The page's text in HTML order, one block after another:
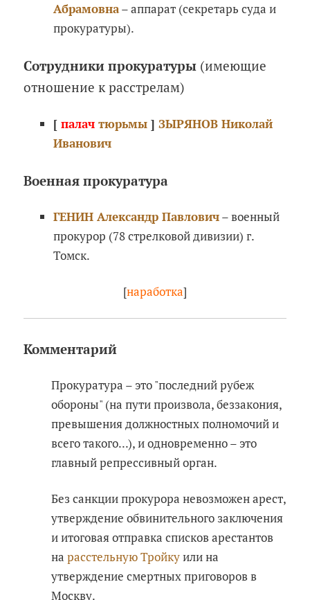
Абрамовна– аппарат (секретарь суда и
прокуратуры).
Сотрудники прокуратуры (имеющие
отношение к расстрелам)
[ палач тюрьмы] ЗЫРЯНОВ Николай
Иванович
Военная прокуратура
ГЕНИН Александр Павлович– военный
прокурор (78 стрелковой дивизии) г.
Томск.
[наработка]
Комментарий
Прокуратура – это "последний рубеж
обороны" (на пути произвола, беззакония,
превышения должностных полномочий и
всего такого...), и одновременно – это
главный репрессивный орган.
Без санкции прокурора невозможен арест,
утверждение обвинительного заключения
и итоговая отправка списков арестантов
нарасстельную Тройкуили на
утверждение смертных приговоров в
Москву.